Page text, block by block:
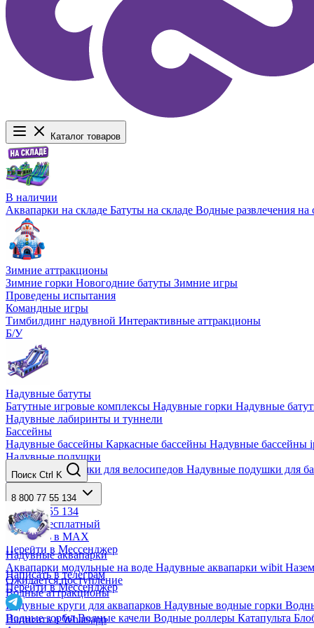
Каталог товаров
В наличии
Аквапарки на складе Батуты на складе Водные развлечения на
Зимние аттракционы
Зимние горки Новогодние батуты Зимние игры
Проведены испытания
Командные игры
Тимбилдинг надувной Интерактивные аттракционы
Б/У
Надувные батуты
Батутные игровые комплексы Надувные горки Надувные
Надувные лабиринты и туннели
Бассейны
Надувные бассейны Каркасные бассейны Надувные бассейны
Надувные подушки
Надувные подушки для велосипедов Надувные подушки для
Надувные тенты
Надувные тенты
Надувные аквапарки
Аквапарки модульные на воде Надувные аквапарки wibit
Ожидается поступление
Водные аттракционы
Надувные круги для аквапарков Надувные водные горки
Водные зорбыВодные качели Водные роллеры Катапульта
Поиск Ctrl K
8 800 77 55 134
8 800 77 55 134
Звонок бесплатный
Написать в MAX
Перейти в Мессенджер
Написать в телеграм
Перейти в Мессенджер
Написать в Whatsapp